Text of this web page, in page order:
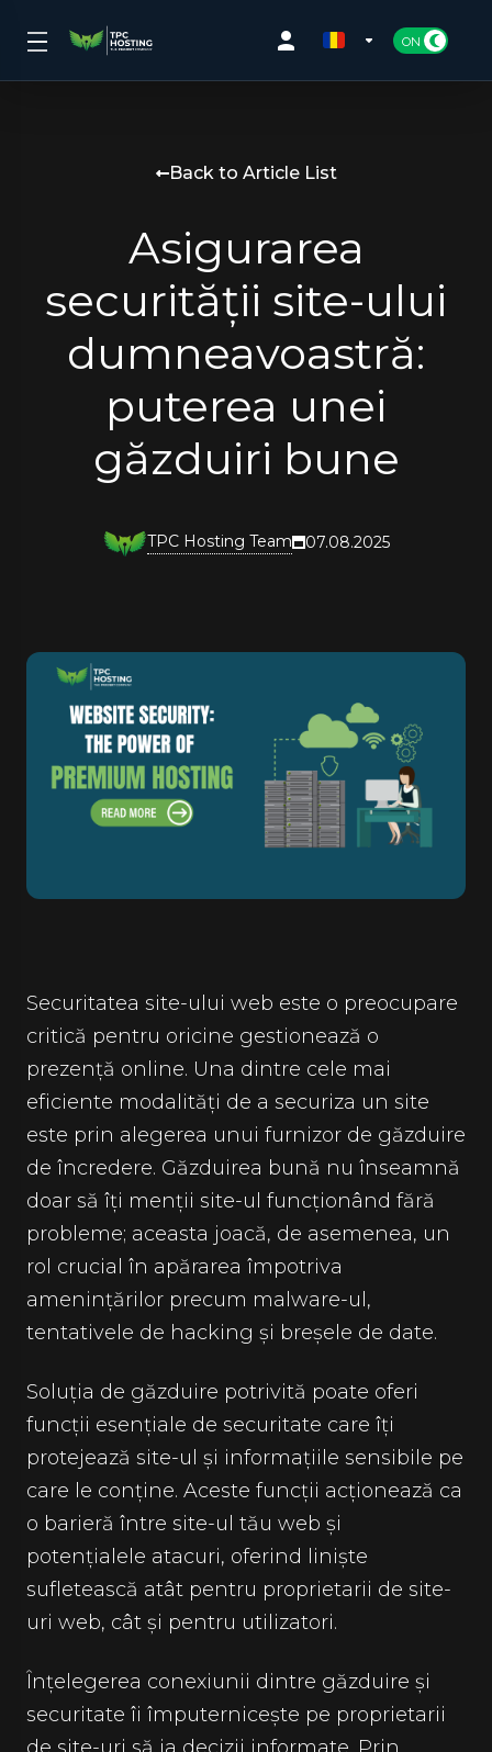
Back to Article List
Asigurarea
securității site-ului
dumneavoastră:
puterea unei
găzduiri bune
TPC Hosting Team 07.08.2025
Securitatea site-ului web este o preocupare
critică pentru oricine gestionează o
prezență online. Una dintre cele mai
eficiente modalități de a securiza un site
este prin alegerea unui furnizor de găzduire
de încredere. Găzduirea bună nu înseamnă
doar să îți menții site-ul funcționând fără
probleme; aceasta joacă, de asemenea, un
rol crucial în apărarea împotriva
amenințărilor precum malware-ul,
tentativele de hacking și breșele de date.
Soluția de găzduire potrivită poate oferi
funcții esențiale de securitate care îți
protejează site-ul și informațiile sensibile pe
care le conține. Aceste funcții acționează ca
o barieră între site-ul tău web și
potențialele atacuri, oferind liniște
sufletească atât pentru proprietarii de site-
uri web, cât și pentru utilizatori.
Înțelegerea conexiunii dintre găzduire și
securitate îi împuternicește pe proprietarii